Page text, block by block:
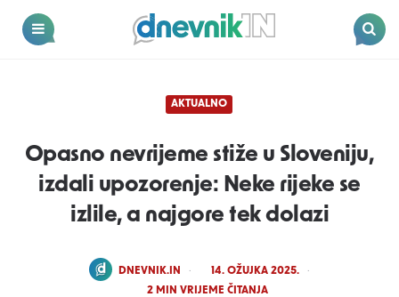
Dnevnik.in
AKTUALNO
Opasno nevrijeme stiže u Sloveniju,
izdali upozorenje: Neke rijeke se
izlile, a najgore tek dolazi
POSTED
DNEVNIK.IN
14. OŽUJKA 2025.
2 MIN VRIJEME ČITANJA